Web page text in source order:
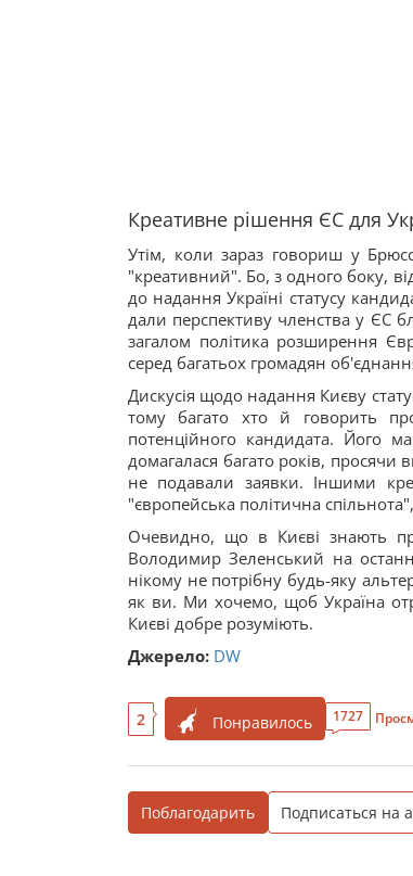
Креативне рішення ЄС для
Утім, коли зараз говориш у
"креативний". Бо, з одного боку,
до надання Україні статусу
дали перспективу членства у ЄС
загалом політика розширення
серед багатьох громадян
Дискусія щодо надання Києву
тому багато хто й говорить
потенційного кандидата. Його
домагалася багато років, просячи
не подавали заявки. Іншими
"європейська політична
Очевидно, що в Києві знають
Володимир Зеленський на
нікому не потрібну будь-яку
як ви. Ми хочемо, щоб Україна
Києві добре розуміють.
Джерело: DW
2 Понравилось 1727
Поблагодарить Подписаться на